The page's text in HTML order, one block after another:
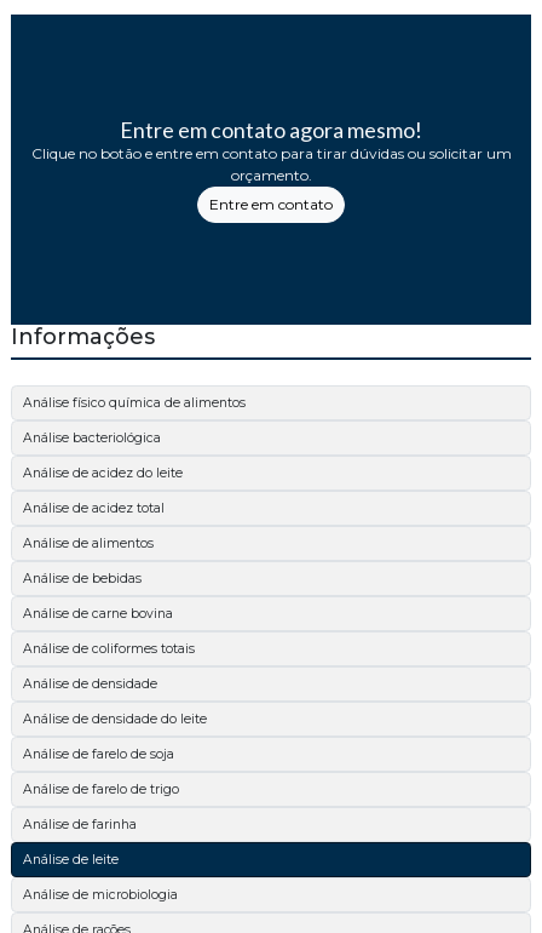
Entre em contato agora mesmo!
Clique no botão e entre em contato para tirar dúvidas ou solicitar um
orçamento.
Entre em contato
Informações
Análise físico química de alimentos
Análise bacteriológica
Análise de acidez do leite
Análise de acidez total
Análise de alimentos
Análise de bebidas
Análise de carne bovina
Análise de coliformes totais
Análise de densidade
Análise de densidade do leite
Análise de farelo de soja
Análise de farelo de trigo
Análise de farinha
Análise de leite
Análise de microbiologia